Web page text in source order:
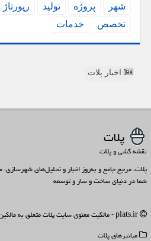
شهر پروژه تولید رپورتاژ
تخصص
خدمات
اخبار پلات
پلات
نقشه کشی و پلات
پلات، مرجع جامع و به‌روز اخبار و تحلیل‌های
شما در دنیای ساخت و ساز و توسعه
میانبرهای پلات